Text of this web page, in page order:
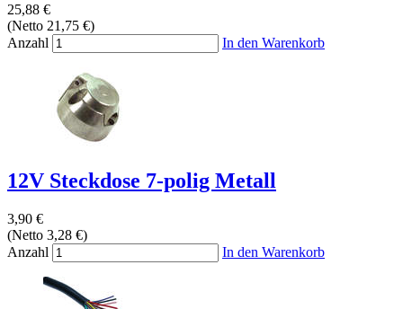
25,88 €
(Netto 21,75 €)
Anzahl
In den Warenkorb
12V Steckdose 7-polig Metall
3,90 €
(Netto 3,28 €)
Anzahl
In den Warenkorb